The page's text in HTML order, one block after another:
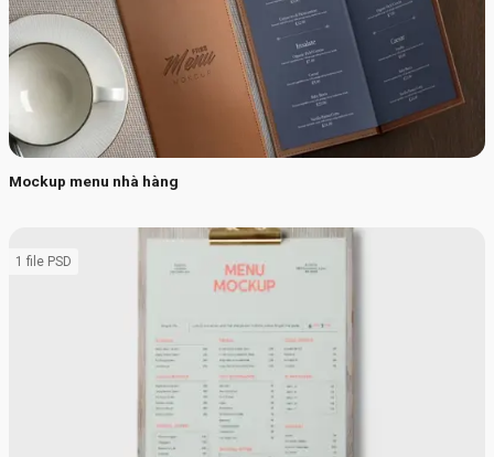
Mockup menu nhà hàng
1 file PSD